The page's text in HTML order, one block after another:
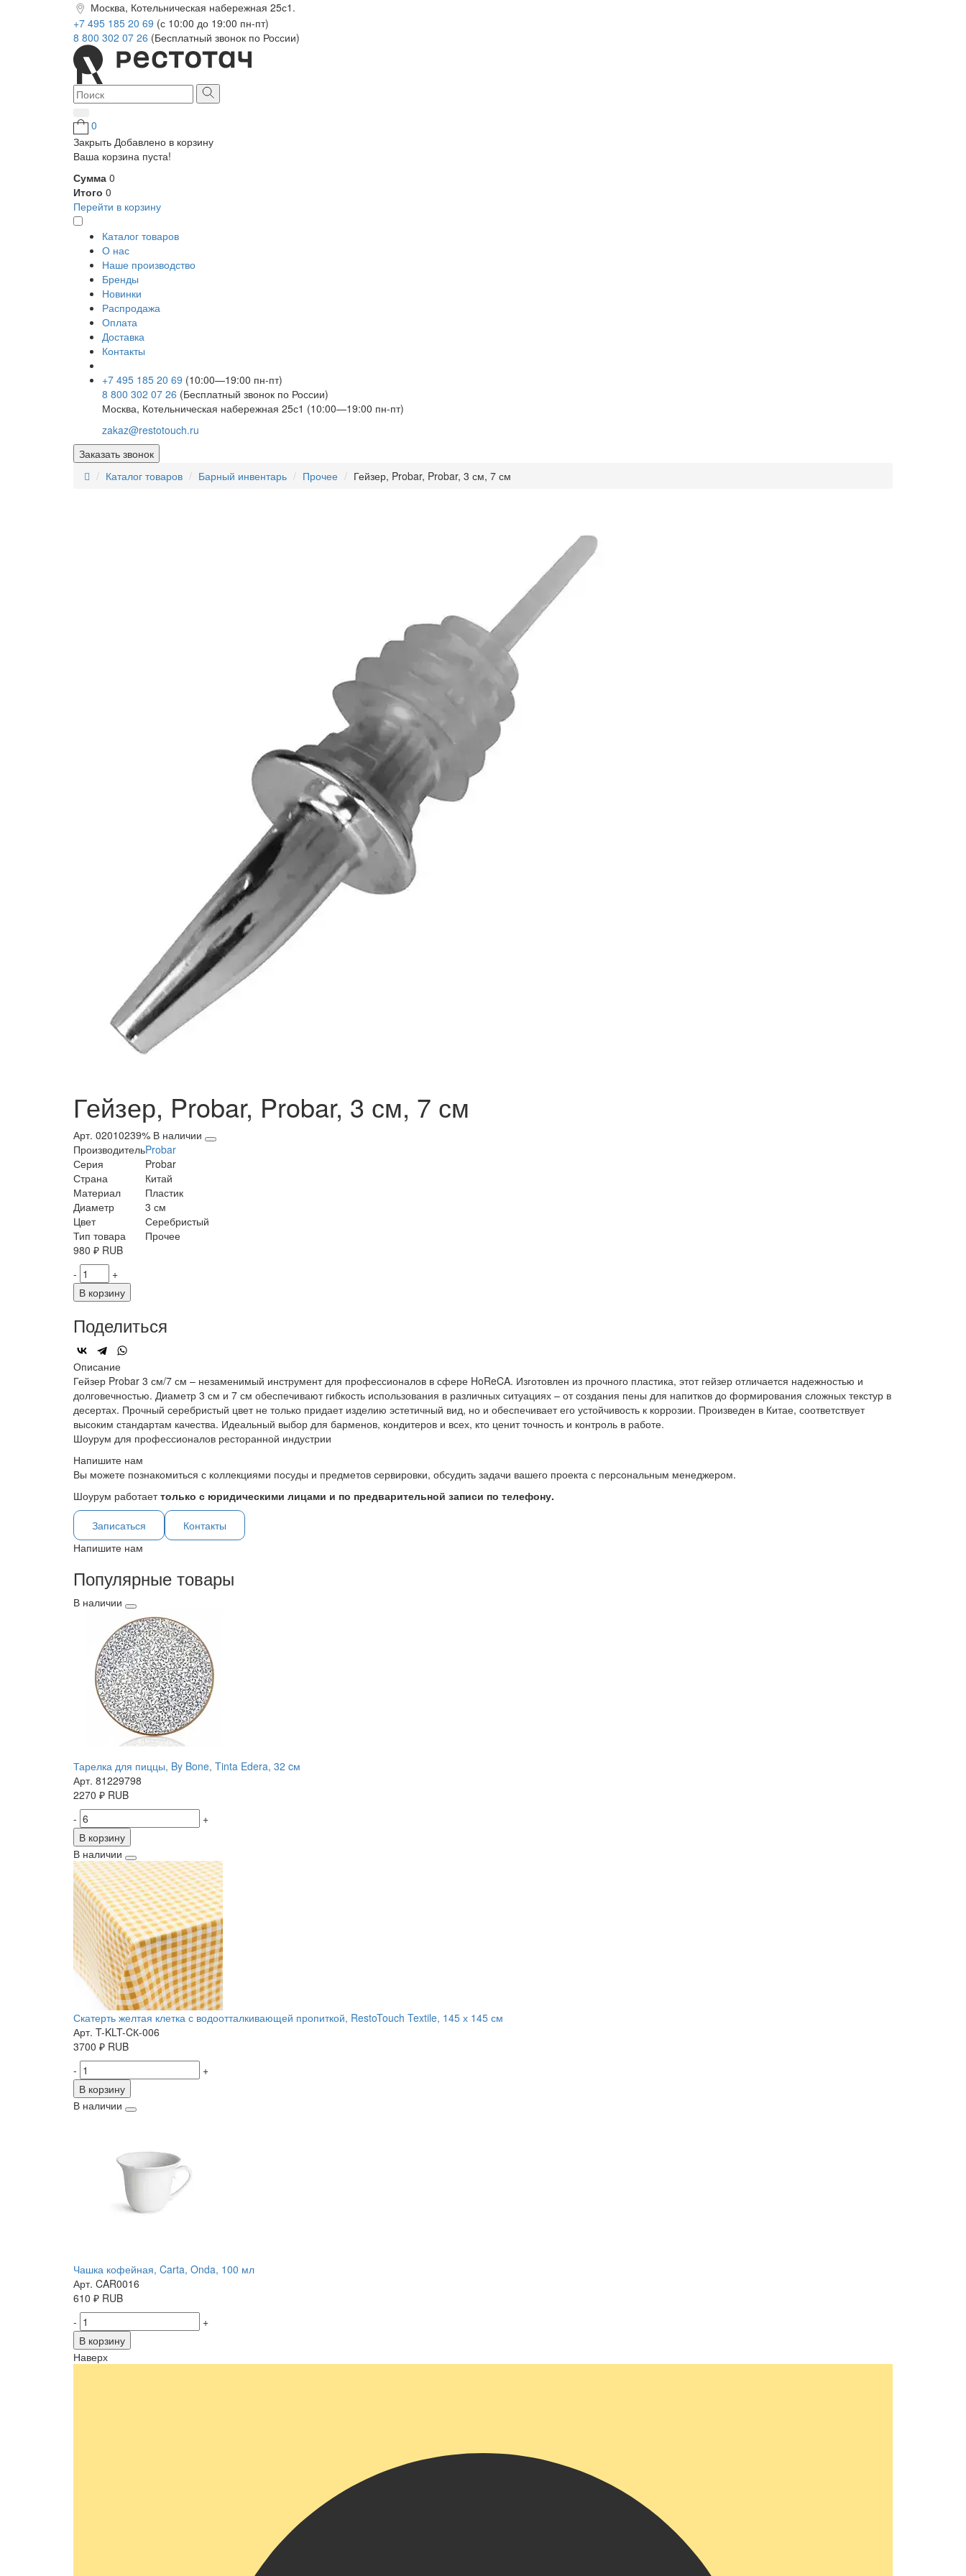
Москва, Котельническая набережная 25с1.
+7 495 185 20 69 (с 10:00 до 19:00 пн-пт)
8 800 302 07 26 (Бесплатный звонок по России)
0
Закрыть Добавлено в корзину
Ваша корзина пуста!
Сумма 0
Итого 0
Перейти в корзину
Каталог товаров
О нас
Наше производство
Бренды
Новинки
Распродажа
Оплата
Доставка
Контакты
+7 495 185 20 69 (10:00—19:00 пн-пт)
8 800 302 07 26 (Бесплатный звонок по России)
Москва, Котельническая набережная 25с1 (10:00—19:00 пн-пт)
zakaz@restotouch.ru
Заказать звонок
Каталог товаров
Барный инвентарь Прочее Гейзер, Probar, Probar, 3 см, 7 см
Гейзер, Probar, Probar, 3 см, 7 см
Арт. 02010239% В наличии
ПроизводительProbar
Серия
Probar
Страна
Китай
Материал
Пластик
Диаметр
3 см
Цвет
Серебристый
Тип товара
Прочее
980 ₽ RUB
-
+
В корзину
Поделиться
Описание
Гейзер Probar 3 см/7 см – незаменимый инструмент для профессионалов в сфере HoReCA. Изготовлен из прочного пластика, этот гейзер отличается надежностью и
долговечностью. Диаметр 3 см и 7 см обеспечивают гибкость использования в различных ситуациях – от создания пены для напитков до формирования сложных текстур в
десертах. Прочный серебристый цвет не только придает изделию эстетичный вид, но и обеспечивает его устойчивость к коррозии. Произведен в Китае, соответствует
высоким стандартам качества. Идеальный выбор для барменов, кондитеров и всех, кто ценит точность и контроль в работе.
Шоурум для профессионалов ресторанной индустрии
Напишите нам
Вы можете познакомиться с коллекциями посуды и предметов сервировки, обсудить задачи вашего проекта с персональным менеджером.
Шоурум работаеттолько с юридическими лицами и по предварительной записи по телефону.
Записаться
Контакты
Напишите нам
Популярные товары
В наличии
Тарелка для пиццы, By Bone, Tinta Edera, 32 cм
Арт. 81229798
2270 ₽ RUB
-
+
В корзину
В наличии
Скатерть желтая клетка с водоотталкивающей пропиткой, RestoTouch Textile, 145 х 145 см
Арт. T-KLT-CК-006
3700 ₽ RUB
-
+
В корзину
В наличии
Чашка кофейная, Carta, Onda, 100 мл
Арт. CAR0016
610 ₽ RUB
-
+
В корзину
Наверх